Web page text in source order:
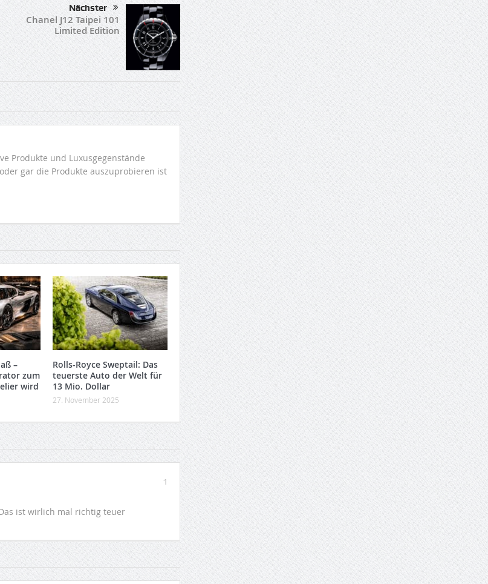
Nächster
Chanel J12 Taipei 101
Limited Edition
Produkte und Luxusgegenstände
gar die Produkte auszuprobieren ist
–
zum
wird
Rolls-Royce Sweptail: Das
teuerste Auto der Welt für
13 Mio. Dollar
27. November 2025
1
ist wirlich mal richtig teuer